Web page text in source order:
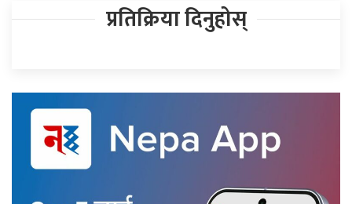
प्रतिक्रिया दिनुहोस्